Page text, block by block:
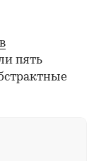
в
пять